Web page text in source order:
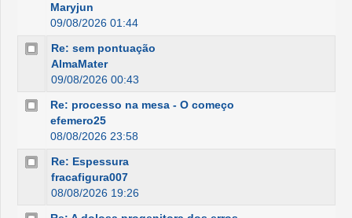
Maryjun
09/08/2026 01:44
Re: sem pontuação
AlmaMater
09/08/2026 00:43
Re: processo na mesa - O começo
efemero25
08/08/2026 23:58
Re: Espessura
fracafigura007
08/08/2026 19:26